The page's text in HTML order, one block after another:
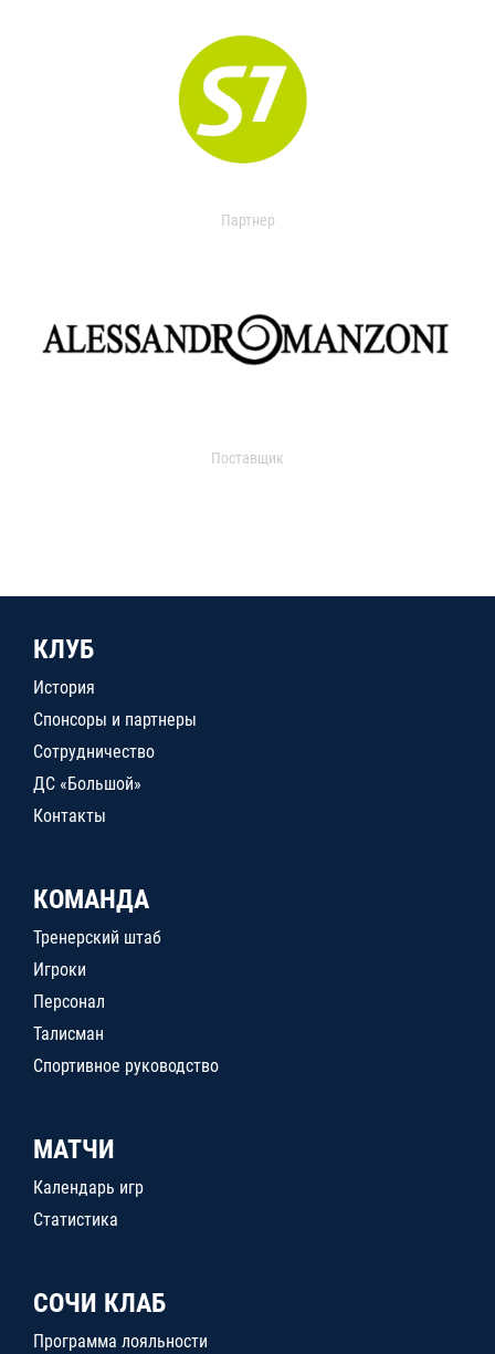
Партнер
Поставщик
КЛУБ
История
Спонсоры и партнеры
Сотрудничество
ДС «Большой»
Контакты
КОМАНДА
Тренерский штаб
Игроки
Персонал
Талисман
Спортивное руководство
МАТЧИ
Календарь игр
Статистика
СОЧИ КЛАБ
Программа лояльности